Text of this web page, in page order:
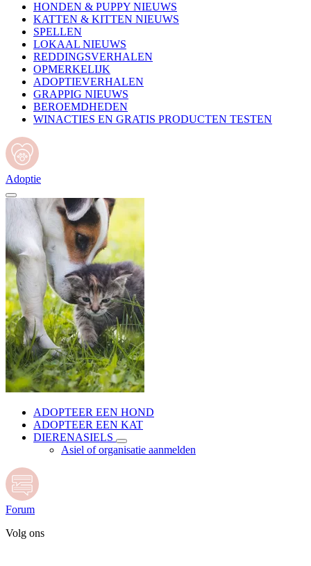
HONDEN & PUPPY NIEUWS
KATTEN & KITTEN NIEUWS
SPELLEN
LOKAAL NIEUWS
REDDINGSVERHALEN
OPMERKELIJK
ADOPTIEVERHALEN
GRAPPIG NIEUWS
BEROEMDHEDEN
WINACTIES EN GRATIS PRODUCTEN TESTEN
Adoptie
ADOPTEER EEN HOND
ADOPTEER EEN KAT
DIERENASIELS
Asiel of organisatie aanmelden
Forum
Volg ons